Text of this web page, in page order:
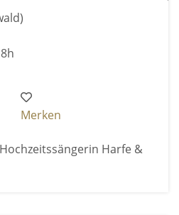
Merken
Harfe &